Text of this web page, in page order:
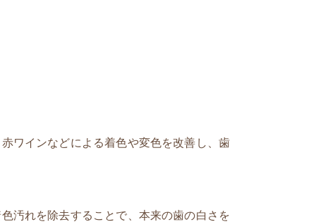
ワインなどによる着色や変色を改善し、歯
汚れを除去することで、本来の歯の白さを